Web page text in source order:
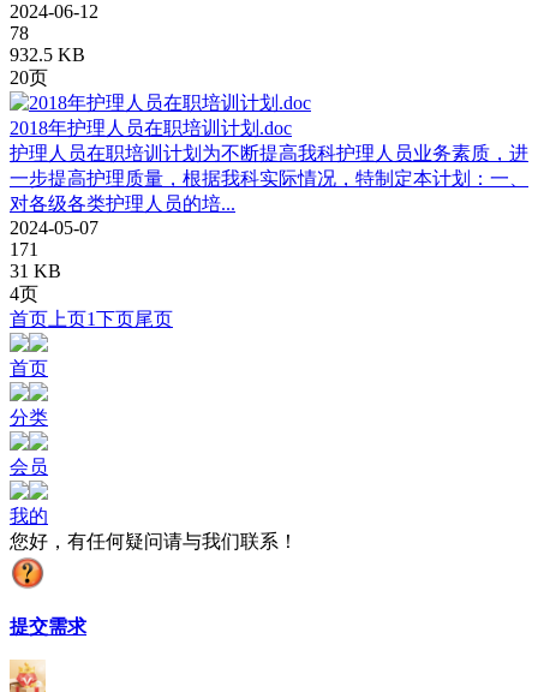
2024-06-12
78
932.5 KB
20页
2018年护理人员在职培训计划.doc
护理人员在职培训计划为不断提高我科护理人员业务素质，进
一步提高护理质量，根据我科实际情况，特制定本计划：一、
对各级各类护理人员的培...
2024-05-07
171
31 KB
4页
首页 上页1下页尾页
首页
分类
会员
我的
您好，有任何疑问请与我们联系！
提交需求